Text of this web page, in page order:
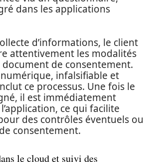
dans les applications
d’informations, le client
attentivement les modalités
de consentement.
infalsifiable et
ce processus. Une fois le
il est immédiatement
ce qui facilite
des contrôles éventuels ou
consentement.
le cloud et suivi des